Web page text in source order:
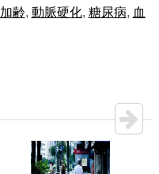
加齢, 動脈硬化, 糖尿病, 血